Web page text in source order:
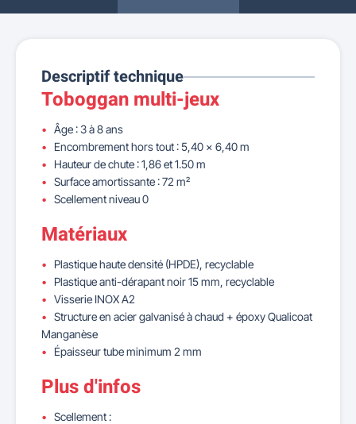
Descriptif technique
Toboggan multi-jeux
Âge : 3 à 8 ans
Encombrement hors tout : 5,40 x 6,40 m
Hauteur de chute : 1,86 et 1.50 m
Surface amortissante : 72 m²
Scellement niveau 0
Matériaux
Plastique haute densité (HPDE), recyclable
Plastique anti-dérapant noir 15 mm, recyclable
Visserie INOX A2
Structure en acier galvanisé à chaud + époxy Qualicoat
Manganèse
Épaisseur tube minimum 2 mm
Plus d'infos
Scellement :